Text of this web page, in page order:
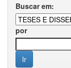
Buscar em:
por